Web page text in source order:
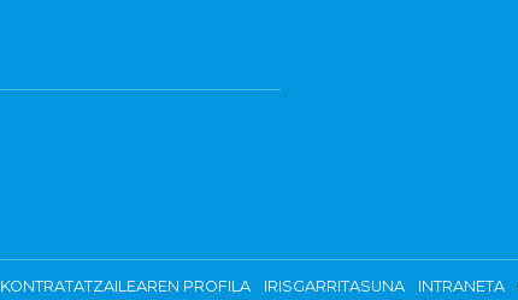
KONTRATATZAILEAREN PROFILA IRISGARRITASUNA INTRANETA